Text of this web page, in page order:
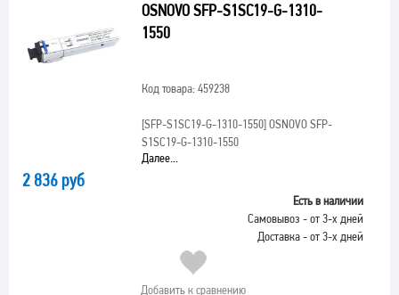
OSNOVO SFP-S1SC19-G-1310-
1550
Код товара: 459238
[SFP-S1SC19-G-1310-1550]OSNOVO SFP-
S1SC19-G-1310-1550
Далее...
2 836 руб
Есть в наличии
Самовывоз - от 3-х дней
Доставка - от 3-х дней
Добавить к сравнению